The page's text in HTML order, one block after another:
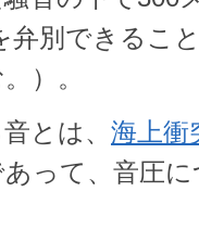
弁別できるこ
）。
とは、 海上衝
って、音圧